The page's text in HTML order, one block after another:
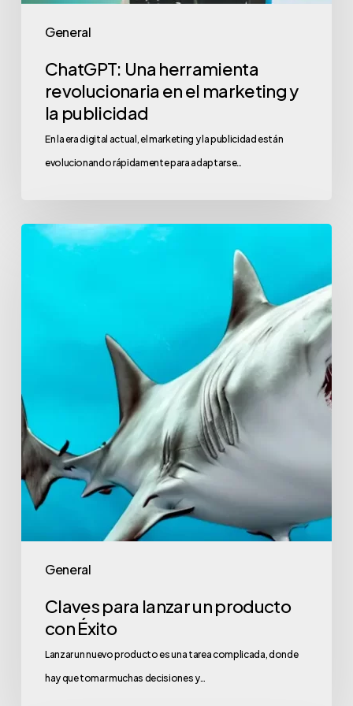
General
ChatGPT: Una herramienta
revolucionaria en el marketing y
la publicidad
En la era digital actual, el marketing y la publicidad están
evolucionando rápidamente para adaptarse…
General
Claves
Claves para lanzar un producto
con Éxito
Lanzar un nuevo producto es una tarea complicada, donde
hay que tomar muchas decisiones y…